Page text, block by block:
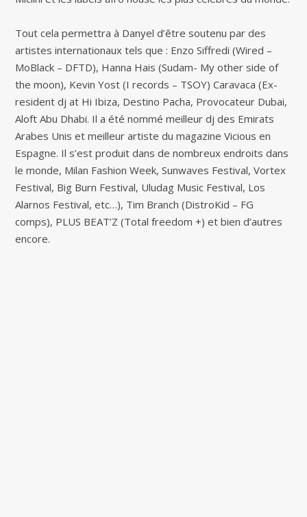
Tout cela permettra à Danyel d’être soutenu par des
artistes internationaux tels que : Enzo Siffredi (Wired –
MoBlack – DFTD), Hanna Hais (Sudam- My other side of
the moon), Kevin Yost (I records – TSOY) Caravaca (Ex-
resident dj at Hi Ibiza, Destino Pacha, Provocateur Dubai,
Aloft Abu Dhabi. Il a été nommé meilleur dj des Emirats
Arabes Unis et meilleur artiste du magazine Vicious en
Espagne. Il s’est produit dans de nombreux endroits dans
le monde, Milan Fashion Week, Sunwaves Festival, Vortex
Festival, Big Burn Festival, Uludag Music Festival, Los
Alarnos Festival, etc…), Tim Branch (DistroKid – FG
comps), PLUS BEAT’Z (Total freedom +) et bien d’autres
encore.